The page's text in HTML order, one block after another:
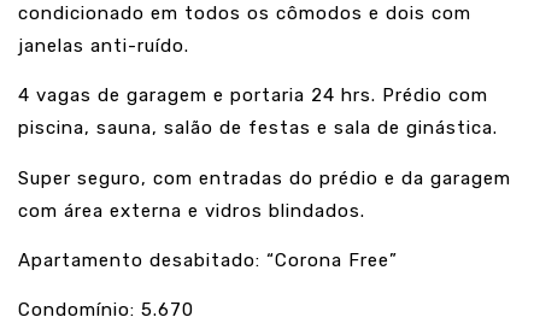
condicionado em todos os cômodos e dois com
janelas anti-ruído.
4 vagas de garagem e portaria 24 hrs. Prédio com
piscina, sauna, salão de festas e sala de ginástica.
Super seguro, com entradas do prédio e da garagem
com área externa e vidros blindados.
Apartamento desabitado: “Corona Free”
Condomínio: 5.670